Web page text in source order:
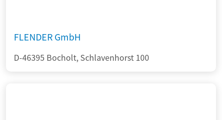
FLENDER GmbH
D-46395 Bocholt, Schlavenhorst 100